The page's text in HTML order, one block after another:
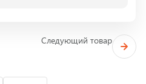
Следующий товар